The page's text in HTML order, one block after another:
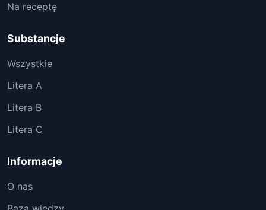
Na receptę
Substancje
Wszystkie
Litera A
Litera B
Litera C
Informacje
O nas